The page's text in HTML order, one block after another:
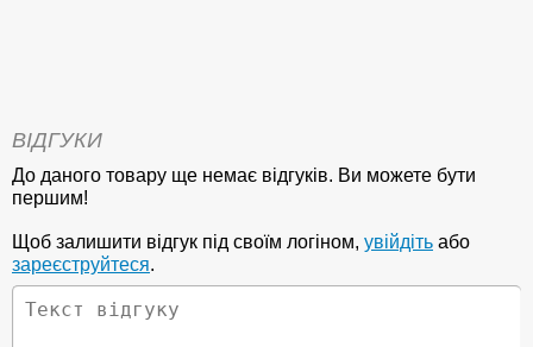
ВІДГУКИ
До даного товару ще немає відгуків. Ви можете бути
першим!
Щоб залишити відгук під своїм логіном, увійдіть або
зареєструйтеся.